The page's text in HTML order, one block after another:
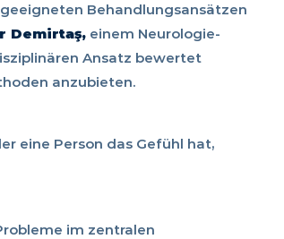
Behandlungsansätzen
Demirtaş, einem Neurologie-
Ansatz bewertet
anzubieten.
eine Person das Gefühl hat,
im zentralen